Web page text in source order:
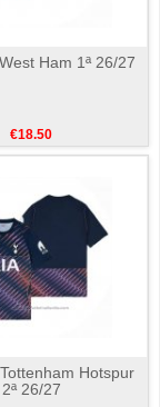
Ham 1ª 26/27
€18.50
Hotspur
2ª 26/27